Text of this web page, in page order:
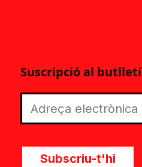
Suscripció al butlletí
Subscriu-t'hi